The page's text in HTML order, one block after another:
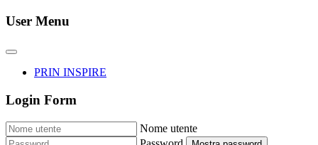
User Menu
PRIN INSPIRE
Login Form
Nome utente